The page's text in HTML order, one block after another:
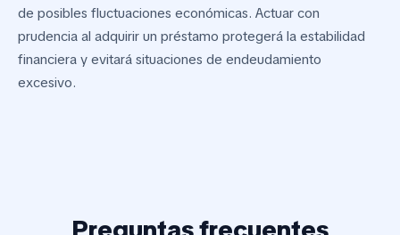
de posibles fluctuaciones económicas. Actuar con
prudencia al adquirir un préstamo protegerá la estabilidad
financiera y evitará situaciones de endeudamiento
excesivo.